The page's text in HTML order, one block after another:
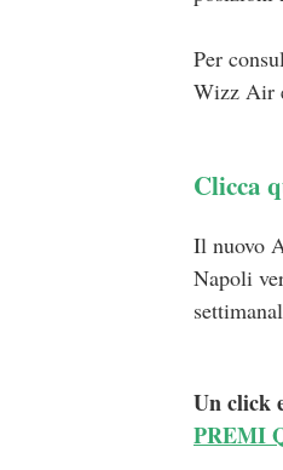
Per
Wizz Air
Clicca
Il nuovo
Napoli
Un click
PREMI